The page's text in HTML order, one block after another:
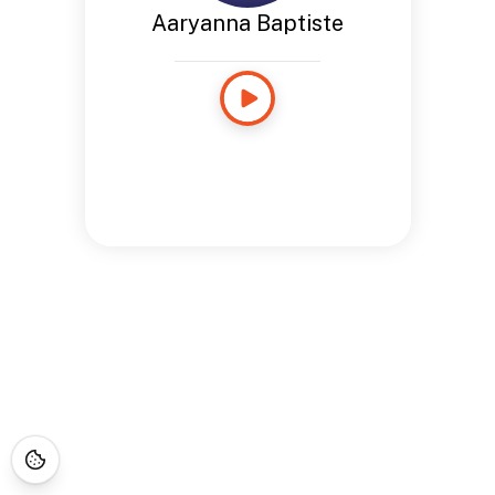
Aaryanna Baptiste